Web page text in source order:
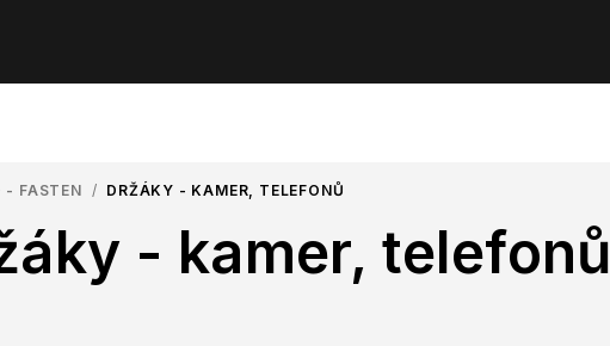
- FASTEN / DRŽÁKY - KAMER, TELEFONŮ
- kamer, telefonů